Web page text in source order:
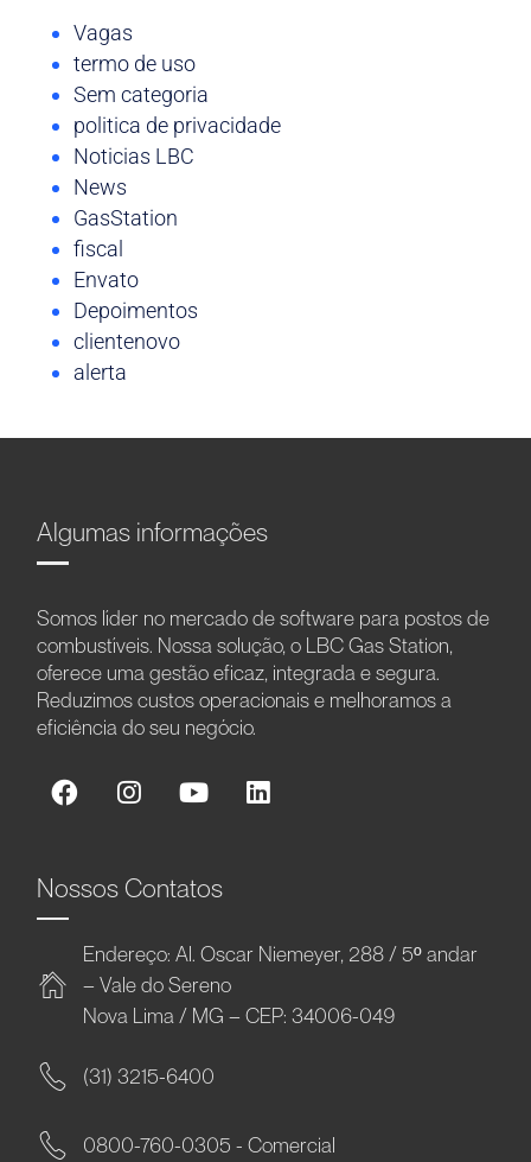
Vagas
termo de uso
Sem categoria
politica de privacidade
Noticias LBC
News
GasStation
fiscal
Envato
Depoimentos
clientenovo
alerta
Algumas informações
Somos líder no mercado de software para postos de
combustíveis. Nossa solução, o LBC Gas Station,
oferece uma gestão eficaz, integrada e segura.
Reduzimos custos operacionais e melhoramos a
eficiência do seu negócio.
Nossos Contatos
Endereço: Al. Oscar Niemeyer, 288 / 5º andar
– Vale do Sereno
Nova Lima / MG – CEP: 34006-049
(31) 3215-6400
0800-760-0305 - Comercial